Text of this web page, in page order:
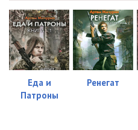
Еда и
Патроны
Ренегат